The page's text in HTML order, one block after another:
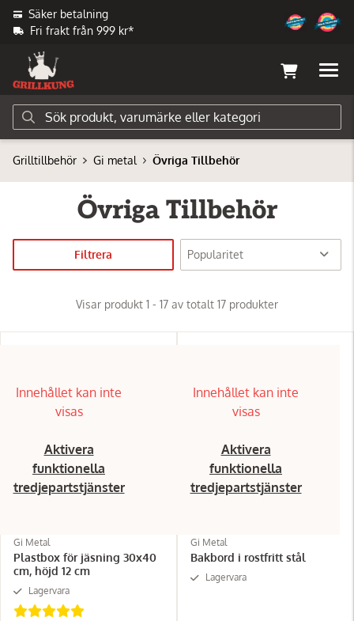
Säker betalning
Fri frakt från 999 kr*
Grilltillbehör Gi metal Övriga Tillbehör
Övriga Tillbehör
Filtrera
Visar produkt 1 - 17 av totalt 17 produkter
Innehållet kan inte
visas
Aktivera
funktionella
tredjepartstjänster
Gi Metal
Plastbox för jäsning 30x40
cm, höjd 12 cm
Lagervara
Innehållet kan inte
visas
Aktivera
funktionella
tredjepartstjänster
Gi Metal
Bakbord i rostfritt stål
Lagervara